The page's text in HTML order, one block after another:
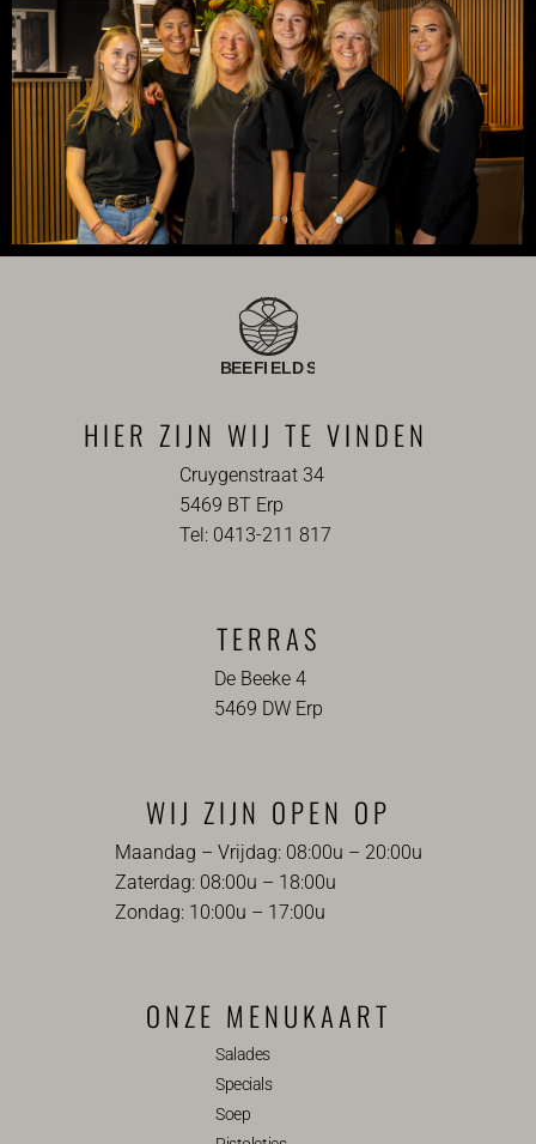
HIER ZIJN WIJ TE VINDEN
Cruygenstraat 34
5469 BT Erp
Tel: 0413-211 817
TERRAS
De Beeke 4
5469 DW Erp
WIJ ZIJN OPEN OP
Maandag – Vrijdag: 08:00u – 20:00u
Zaterdag: 08:00u – 18:00u
Zondag: 10:00u – 17:00u
ONZE MENUKAART
Salades
Specials
Soep